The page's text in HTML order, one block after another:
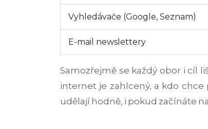
Vyhledávače (Google, Seznam)
E-mail newslettery
Samozřejmě se každý obor i cíl
internet je zahlcený, a kdo
udělají hodně, i pokud začínáte